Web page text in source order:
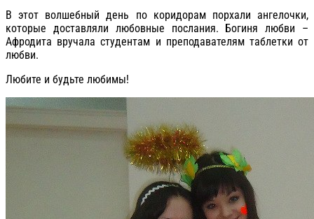
В этот волшебный день по коридорам порхали ангелочки,
которые доставляли любовные послания. Богиня любви –
Афродита вручала студентам и преподавателям таблетки от
любви.
Любите и будьте любимы!